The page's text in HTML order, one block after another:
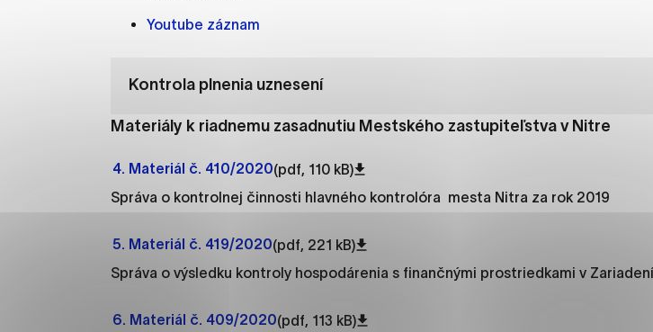
Youtube záznam
Kontrola plnenia uznesení
Materiály k riadnemu zasadnutiu Mestského zastupiteľstva v Nitre
4. Materiál č. 410/2020(pdf, 110 kB)
Správa o kontrolnej činnosti hlavného kontrolóra mesta Nitra za rok 2019
5. Materiál č. 419/2020(pdf, 221 kB)
Správa o výsledku kontroly hospodárenia s finančnými prostriedkami v
6. Materiál č. 409/2020(pdf, 113 kB)
že umožňujú základné funkcie, ako je navigácia na stránke a
Analytické cookies pomáhajú prevádzkovateľovi stránok
možné ich spojiť s konkrétnou osobou.